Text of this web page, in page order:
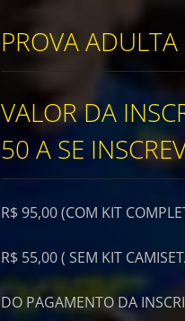
PROVA ADULTA
VALOR DA
50 A SE
R$ 95,00 (COM KIT
R$ 55,00 ( SEM KIT
DO PAGAMENTO DA